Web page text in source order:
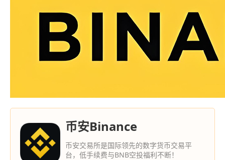
币安Binance
币安交易所是国际领先的数字货币交易平
台，低手续费与BNB空投福利不断！